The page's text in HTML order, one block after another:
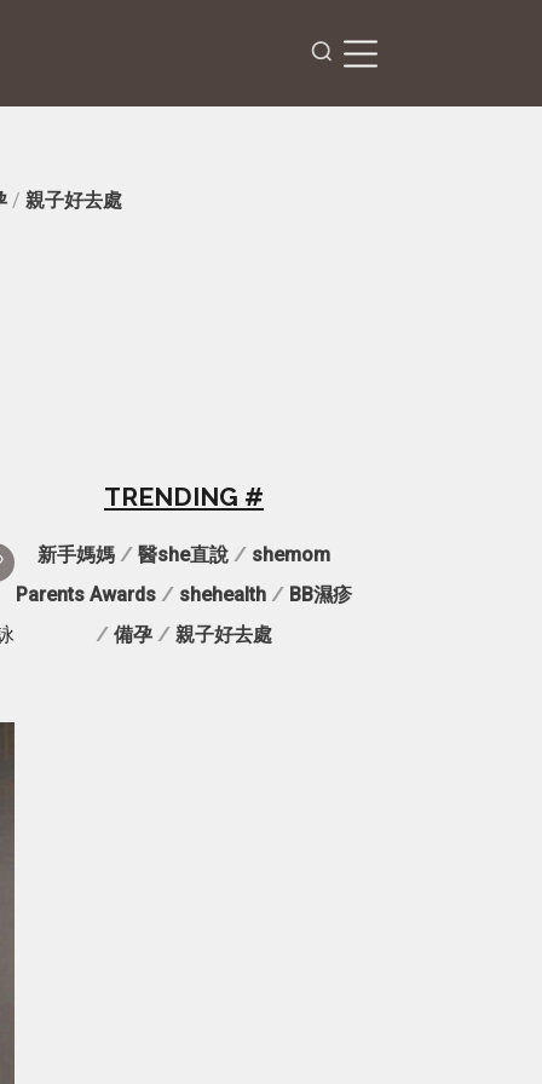
/ 親子好去處
TRENDING #
新手媽媽 / 醫she直說 / shemom
Parents Awards / shehealth / BB濕疹
/ 備孕 / 親子好去處